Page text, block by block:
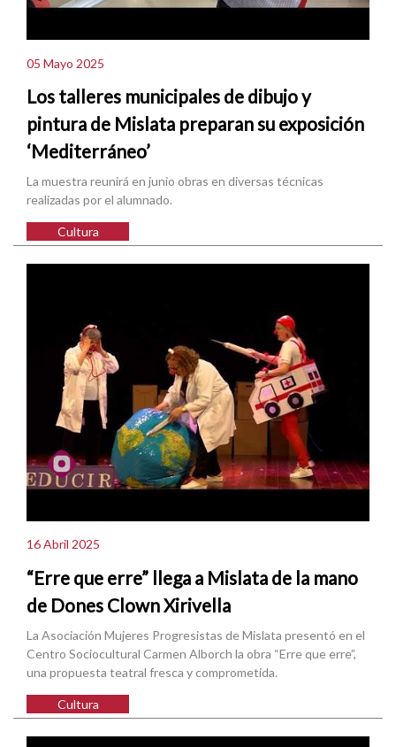
05 Mayo 2025
Los talleres municipales de dibujo y
pintura de Mislata preparan su exposición
‘Mediterráneo’
La muestra reunirá en junio obras en diversas técnicas
realizadas por el alumnado.
Cultura
16 Abril 2025
“Erre que erre” llega a Mislata de la mano
de Dones Clown Xirivella
La Asociación Mujeres Progresistas de Mislata presentó en el
Centro Sociocultural Carmen Alborch la obra “Erre que erre”,
una propuesta teatral fresca y comprometida.
Cultura